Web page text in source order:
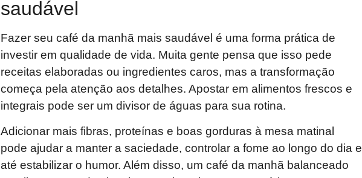
saudável
Fazer seu café da manhã mais saudável é uma forma prática de
investir em qualidade de vida. Muita gente pensa que isso pede
receitas elaboradas ou ingredientes caros, mas a transformação
começa pela atenção aos detalhes. Apostar em alimentos frescos e
integrais pode ser um divisor de águas para sua rotina.
Adicionar mais fibras, proteínas e boas gorduras à mesa matinal
pode ajudar a manter a saciedade, controlar a fome ao longo do dia e
até estabilizar o humor. Além disso, um café da manhã balanceado